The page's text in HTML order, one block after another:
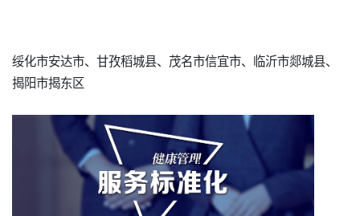
绥化市安达市、甘孜稻城县、茂名市信宜市、临沂市郯城县、
揭阳市揭东区